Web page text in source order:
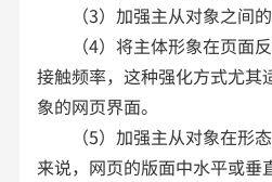
（3）加强主从对象之间的
（4）将主体形象在页面反
接触频率，这种强化方式尤其
象的网页界面。
（5）加强主从对象在形
来说，网页的版面中水平或垂